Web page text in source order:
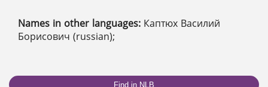
Names in other languages: Каптюх Василий
Борисович (russian);
Find in NLB